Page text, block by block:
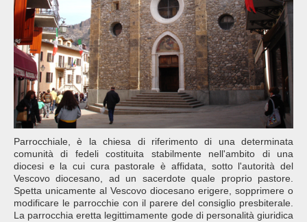
Parrocchiale, è la chiesa di riferimento di una determinata
comunità di fedeli costituita stabilmente nell'ambito di una
diocesi e la cui cura pastorale è affidata, sotto l'autorità del
Vescovo diocesano, ad un sacerdote quale proprio pastore.
Spetta unicamente al Vescovo diocesano erigere, sopprimere o
modificare le parrocchie con il parere del consiglio presbiterale.
La parrocchia eretta legittimamente gode di personalità giuridica